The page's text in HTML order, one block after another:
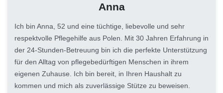
Anna
Ich bin Anna, 52 und eine tüchtige, liebevolle und sehr
respektvolle Pflegehilfe aus Polen. Mit 30 Jahren Erfahrung in
der 24-Stunden-Betreuung bin ich die perfekte Unterstützung
für den Alltag von pflegebedürftigen Menschen in ihrem
eigenen Zuhause. Ich bin bereit, in Ihren Haushalt zu
kommen und mich als zuverlässige Stütze zu beweisen.